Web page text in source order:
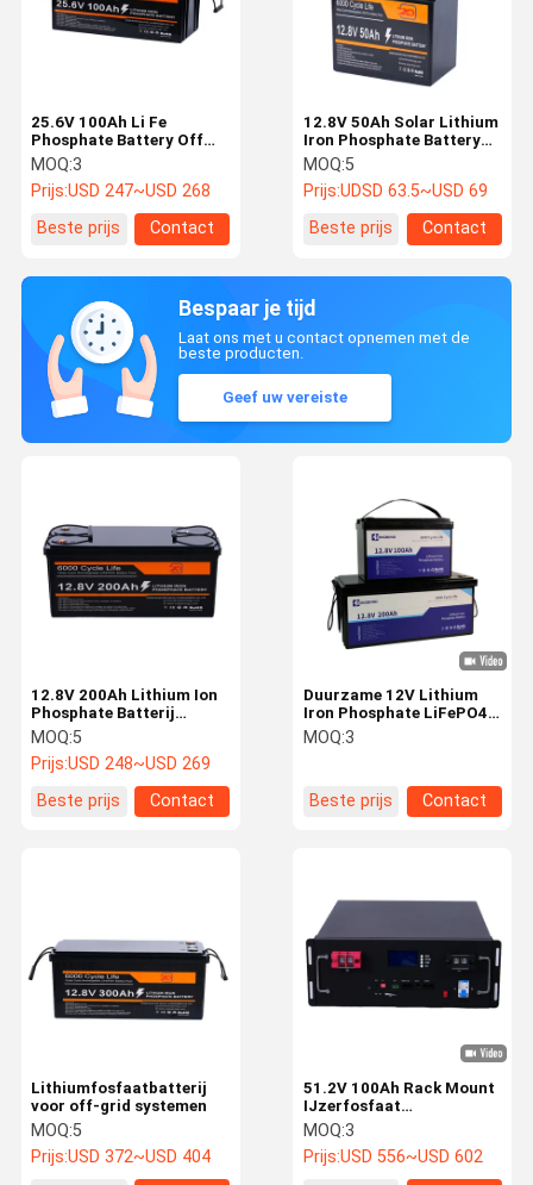
25.6V 100Ah Li Fe
Phosphate Battery Off
Grid Power Solution Hoog
energiezuinig
MOQ:3
Prijs:USD 247~USD 268
Beste prijs
Contact
12.8V 50Ah Solar Lithium
Iron Phosphate Battery
voor efficiënte
energieopslag thuis
MOQ:5
Prijs:UDSD 63.5~USD 69
Beste prijs
Contact
Bespaar je tijd
Laat ons met u contact opnemen met de
beste producten.
Geef uw vereiste
Duurzame 12V Lithium
Iron Phosphate LiFePO4
batterij 100Ah 200Ah
Voor zonne-opladers
MOQ:3
Beste prijs Contact
12.8V 200Ah Lithium Ion
Phosphate Batterij
Langdurig
stroomverbruik Veilig
stabiel
MOQ:5
Prijs:USD 248~USD 269
Beste prijs
Contact
51.2V 100Ah Rack Mount
IJzerfosfaat
Lithiumbatterij Lange
levensduur Stabiele
output
MOQ:3
Prijs:USD 556~USD 602
Lithiumfosfaatbatterij
voor off-grid systemen
MOQ:5
Prijs:USD 372~USD 404